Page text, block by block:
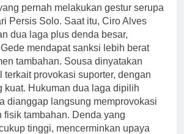
pernah melakukan gestur serupa
Persis Solo. Saat itu, Ciro Alves
dua laga plus denda besar,
mendapat sanksi lebih berat
tambahan. Sousa dinyatakan
terkait provokasi suporter, dengan
kuat. Hukuman dua laga dipilih
dianggap langsung memprovokasi
fisik tambahan. Denda yang
tinggi, mencerminkan upaya